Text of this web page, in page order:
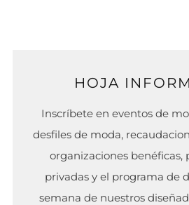
HOJA
Inscríbete en eventos de
desfiles de moda,
organizaciones benéficas,
privadas y el programa de
semana de nuestros